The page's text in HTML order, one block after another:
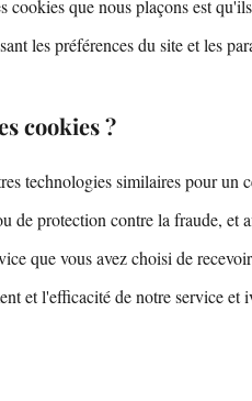
cookies que nous plaçons est
les préférences du site et les
cookies ?
technologies similaires pour un
de protection contre la fraude, et
que vous avez choisi de
et l'efficacité de notre service et